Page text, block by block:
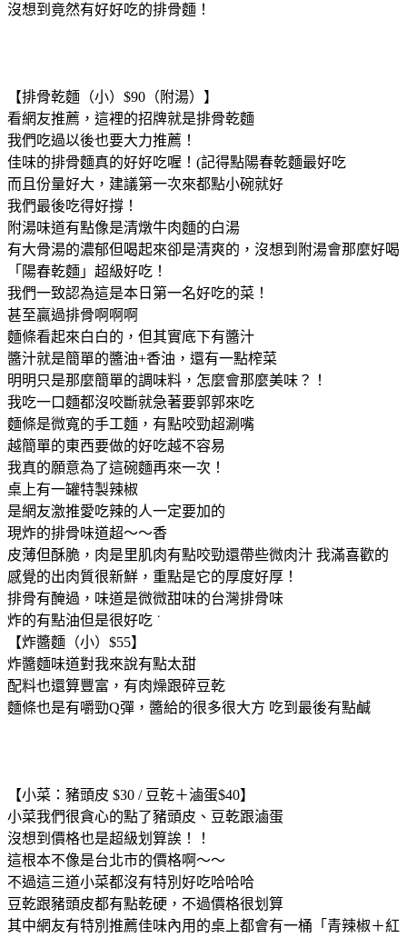
沒想到竟然有好好吃的排骨麵！
【排骨乾麵（小）$90（附湯）】
看網友推薦，這裡的招牌就是排骨乾麵
我們吃過以後也要大力推薦！
佳味的排骨麵真的好好吃喔！(記得點陽春乾麵最好吃
而且份量好大，建議第一次來都點小碗就好
我們最後吃得好撐！
附湯味道有點像是清燉牛肉麵的白湯
有大骨湯的濃郁但喝起來卻是清爽的，沒想到附湯會那麼好喝
「陽春乾麵」超級好吃！
我們一致認為這是本日第一名好吃的菜！
甚至贏過排骨啊啊啊
麵條看起來白白的，但其實底下有醬汁
醬汁就是簡單的醬油+香油，還有一點榨菜
明明只是那麼簡單的調味料，怎麼會那麼美味？！
我吃一口麵都沒咬斷就急著要郭郭來吃
麵條是微寬的手工麵，有點咬勁超涮嘴
越簡單的東西要做的好吃越不容易
我真的願意為了這碗麵再來一次！
桌上有一罐特製辣椒
是網友激推愛吃辣的人一定要加的
現炸的排骨味道超～～香
皮薄但酥脆，肉是里肌肉有點咬勁還帶些微肉汁 我滿喜歡的
感覺的出肉質很新鮮，重點是它的厚度好厚！
排骨有醃過，味道是微微甜味的台灣排骨味
炸的有點油但是很好吃 ˙
【炸醬麵（小）$55】
炸醬麵味道對我來說有點太甜
配料也還算豐富，有肉燥跟碎豆乾
麵條也是有嚼勁Q彈，醬給的很多很大方 吃到最後有點鹹
【小菜：豬頭皮 $30 / 豆乾＋滷蛋$40】
小菜我們很貪心的點了豬頭皮、豆乾跟滷蛋
沒想到價格也是超級划算誒！！
這根本不像是台北市的價格啊～～
不過這三道小菜都沒有特別好吃哈哈哈
豆乾跟豬頭皮都有點乾硬，不過價格很划算
其中網友有特別推薦佳味內用的桌上都會有一桶「青辣椒＋紅